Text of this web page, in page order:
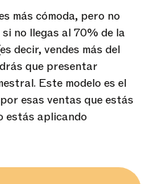
más cómoda, pero no
no llegas al 70% de la
decir, vendes más del
que presentar
Este modelo es el
esas ventas que estás
estás aplicando